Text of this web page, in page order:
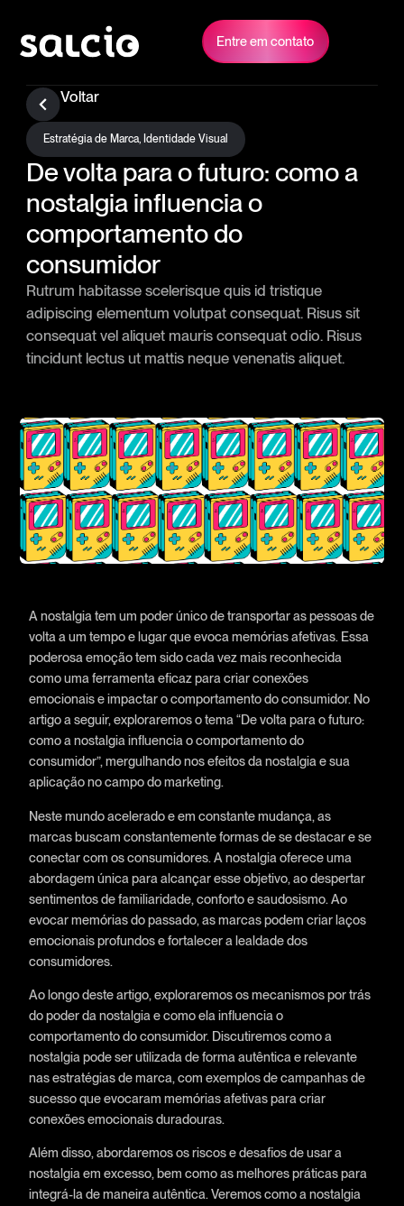
Entre em contato
Voltar
Estratégia de Marca, Identidade Visual
De volta para o futuro: como a
nostalgia influencia o
comportamento do
consumidor
Rutrum habitasse scelerisque quis id tristique
adipiscing elementum volutpat consequat. Risus sit
consequat vel aliquet mauris consequat odio. Risus
tincidunt lectus ut mattis neque venenatis aliquet.
A nostalgia tem um poder único de transportar as pessoas de
volta a um tempo e lugar que evoca memórias afetivas. Essa
poderosa emoção tem sido cada vez mais reconhecida
como uma ferramenta eficaz para criar conexões
emocionais e impactar o comportamento do consumidor. No
artigo a seguir, exploraremos o tema “De volta para o futuro:
como a nostalgia influencia o comportamento do
consumidor”, mergulhando nos efeitos da nostalgia e sua
aplicação no campo do marketing.
Neste mundo acelerado e em constante mudança, as
marcas buscam constantemente formas de se destacar e se
conectar com os consumidores. A nostalgia oferece uma
abordagem única para alcançar esse objetivo, ao despertar
sentimentos de familiaridade, conforto e saudosismo. Ao
evocar memórias do passado, as marcas podem criar laços
emocionais profundos e fortalecer a lealdade dos
consumidores.
Ao longo deste artigo, exploraremos os mecanismos por trás
do poder da nostalgia e como ela influencia o
comportamento do consumidor. Discutiremos como a
nostalgia pode ser utilizada de forma autêntica e relevante
nas estratégias de marca, com exemplos de campanhas de
sucesso que evocaram memórias afetivas para criar
conexões emocionais duradouras.
Além disso, abordaremos os riscos e desafios de usar a
nostalgia em excesso, bem como as melhores práticas para
integrá-la de maneira autêntica. Veremos como a nostalgia